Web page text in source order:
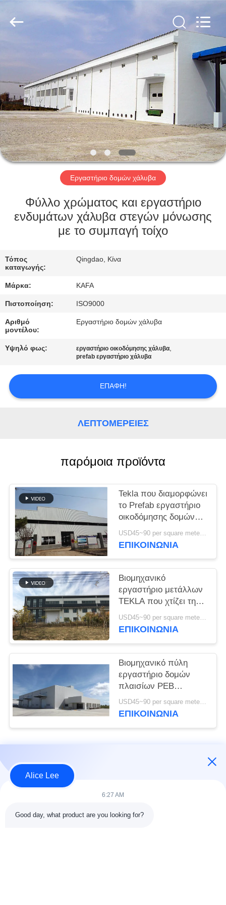
ΠΡΟΪΌΝΤΑ
ΒΊΝΤΕΟ
ΕΚΠΟΜΠΉ
VR
ΣΧΕΤΙΚΆ
ΜΕ
ΞΕΝΆΓΗΣΗ
ΣΤΟ
ΈΛΕΓΧΟΣ
ΠΟΙΌΤΗΤΑΣ
ΕΠΙΚΟΙΝΩΝΉΣΤΕ
ΜΑΖΊ
ΥΠΟΘΈΣΕΙΣ
SITEMAP
ΠΟΛΙΤΙΚΉ
ΑΠΟΡΡΉΤΟΥ
Ltd..
Εργαστήριο δομών χάλυβα
Φύλλο χρώματος και εργαστήριο
ενδυμάτων χάλυβα στεγών μόνωσης
με το συμπαγή τοίχο
Τόπος
καταγωγής:
Qingdao, Κίνα
Μάρκα: KAFA
Πιστοποίηση: ISO9000
Αριθμό
μοντέλου:
Εργαστήριο δομών χάλυβα
Υψηλό φως: εργαστήριο οικοδόμησης χάλυβα,
prefab εργαστήριο χάλυβα
ΕΠΑΦΉ!
ΛΕΠΤΟΜΈΡΕΙΕΣ
παρόμοια προϊόντα
Tekla που διαμορφώνει
το Prefab εργαστήριο
οικοδόμησης δομών
μετάλλων υψηλής
αντοχής
USD45~90 per square meter MOQ:1000 τετραγωνικό μέτρο
ΕΠΙΚΟΙΝΩΝΙΑ
Βιομηχανικό
εργαστήριο μετάλλων
TEKLA που χτίζει τη
ζωηρόχρωμα
επένδυση και το υλικό
USD45~90 per square meter MOQ:1000 τετραγωνικό μέτρο
ΕΠΙΚΟΙΝΩΝΙΑ
Βιομηχανικό πύλη
εργαστήριο δομών
πλαισίων PEB
διαδικασίας που χτίζει
τα πρότυπα του ISO
USD45~90 per square meter MOQ:1000 τετραγωνικό μέτρο
ΕΠΙΚΟΙΝΩΝΙΑ
Όλα
κατασκευή δομών
Alice Lee
6:27 AM
Good day, what product are you looking for?